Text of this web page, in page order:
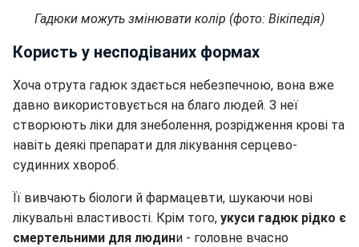
Гадюки можуть змінювати колір (фото: Вікіпедія)
Користь у несподіваних формах
Хоча отрута гадюк здається небезпечною, вона вже
давно використовується на благо людей. З неї
створюють ліки для знеболення, розрідження крові та
навіть деякі препарати для лікування серцево-
судинних хвороб.
Її вивчають біологи й фармацевти, шукаючи нові
лікувальні властивості. Крім того, укуси гадюк рідко є
смертельними для людини - головне вчасно